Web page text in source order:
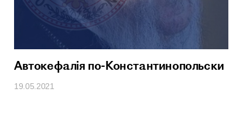
Автокефалiя по-Константинопольски
19.05.2021